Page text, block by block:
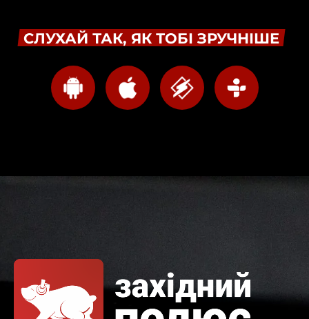
СЛУХАЙ ТАК, ЯК ТОБІ ЗРУЧНІШЕ